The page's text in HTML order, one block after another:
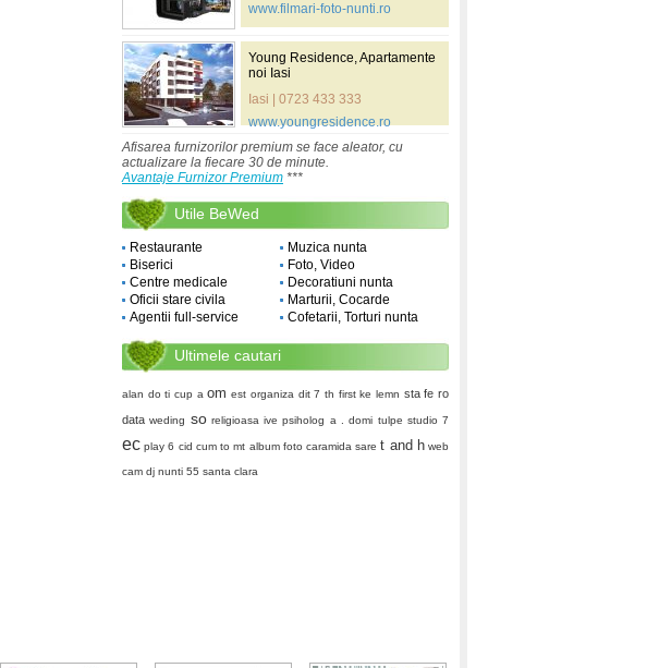
www.filmari-foto-nunti.ro
Young Residence, Apartamente
noi Iasi
Iasi | 0723 433 333
www.youngresidence.ro
Afisarea furnizorilor premium se face aleator, cu
actualizare la fiecare 30 de minute.
Avantaje Furnizor Premium ***
Utile BeWed
Restaurante
Biserici
Centre medicale
Oficii stare civila
Agentii full-service
Muzica nunta
Foto, Video
Decoratiuni nunta
Marturii, Cocarde
Cofetarii, Torturi nunta
Ultimele cautari
alan do ti cup a om est organiza dit 7 th first ke lemn sta fe ro
data weding so religioasa ive psiholog a . domi tulpe studio 7
ec play 6 cid cum to mt album foto caramida sare t and h web
cam dj nunti 55 santa clara